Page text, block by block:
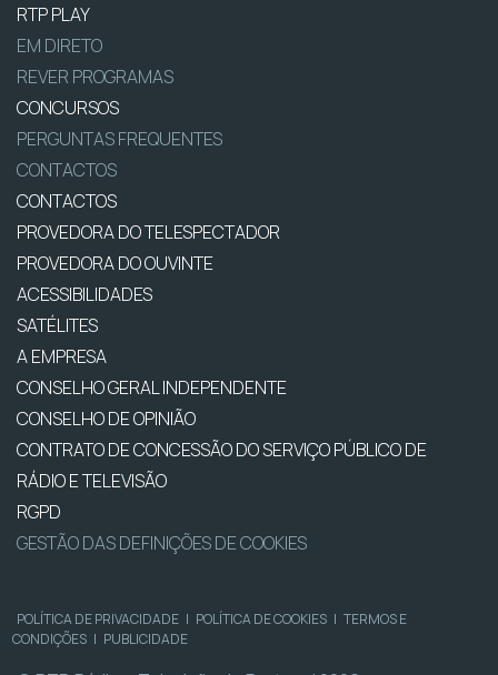
RTP PLAY
EM DIRETO
REVER PROGRAMAS
CONCURSOS
PERGUNTAS FREQUENTES
CONTACTOS
CONTACTOS
PROVEDORA DO TELESPECTADOR
PROVEDORA DO OUVINTE
ACESSIBILIDADES
SATÉLITES
A EMPRESA
CONSELHO GERAL INDEPENDENTE
CONSELHO DE OPINIÃO
CONTRATO DE CONCESSÃO DO SERVIÇO PÚBLICO DE
RÁDIO E TELEVISÃO
RGPD
GESTÃO DAS DEFINIÇÕES DE COOKIES
POLÍTICA DE PRIVACIDADE | POLÍTICA DE COOKIES | TERMOS E
CONDIÇÕES | PUBLICIDADE